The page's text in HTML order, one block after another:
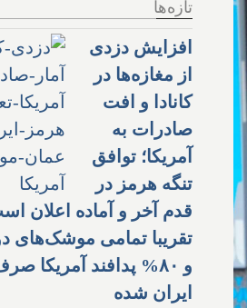
تازه‌ها
افزایش دزدی
از مغازه‌ها در
کانادا و افت
صادرات به
آمریکا؛ توافق
تنگه هرمز در
قدم آخر و آماده اعلان
تقریبا تمامی موشک‌های
و ۸۰% پدافند آمریکا
ایران شده